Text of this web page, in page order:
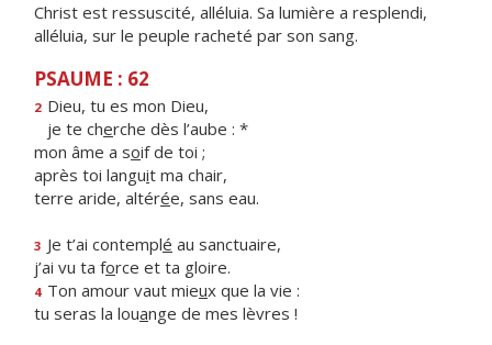
Christ est ressuscité, alléluia. Sa lumière a resplendi,
alléluia, sur le peuple racheté par son sang.
PSAUME : 62
2 Dieu, tu es mon Dieu,
je te cherche dès l’aube : *
mon âme a soif de toi ;
après toi languit ma chair,
terre aride, altérée, sans eau.
3 Je t’ai contemplé au sanctuaire,
j’ai vu ta force et ta gloire.
4 Ton amour vaut mieux que la vie :
tu seras la louange de mes lèvres !